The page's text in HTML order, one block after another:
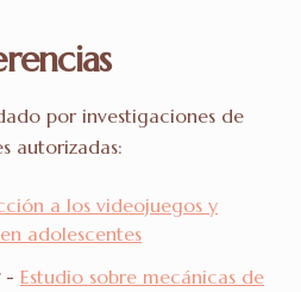
por investigaciones de
autorizadas:
a los videojuegos y
adolescentes
- Estudio sobre mecánicas de